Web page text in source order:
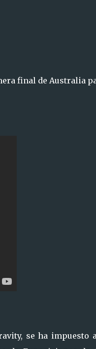
final de Australia
se ha impuesto